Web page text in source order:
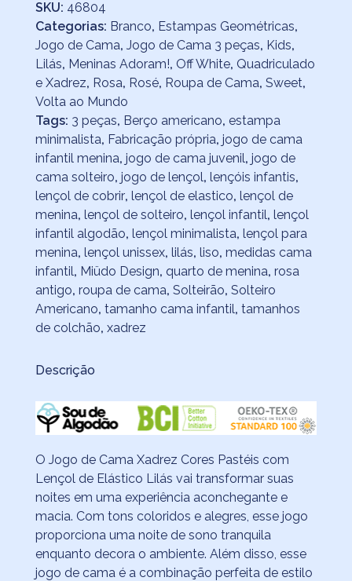
SKU: 46804
Categorias: Branco, Estampas Geométricas,
Jogo de Cama, Jogo de Cama 3 peças, Kids,
Lilás, Meninas Adoram!, Off White, Quadriculado
e Xadrez, Rosa, Rosé, Roupa de Cama, Sweet,
Volta ao Mundo
Tags: 3 peças, Berço americano, estampa
minimalista, Fabricação própria, jogo de cama
infantil menina, jogo de cama juvenil, jogo de
cama solteiro, jogo de lençol, lençóis infantis,
lençol de cobrir, lençol de elastico, lençol de
menina, lençol de solteiro, lençol infantil, lençol
infantil algodão, lençol minimalista, lençol para
menina, lençol unissex, lilás, liso, medidas cama
infantil, Miüdo Design, quarto de menina, rosa
antigo, roupa de cama, Solteirão, Solteiro
Americano, tamanho cama infantil, tamanhos
de colchão, xadrez
Descrição
O Jogo de Cama Xadrez Cores Pastéis com
Lençol de Elástico Lilás vai transformar suas
noites em uma experiência aconchegante e
macia. Com tons coloridos e alegres, esse jogo
proporciona uma noite de sono tranquila
enquanto decora o ambiente. Além disso, esse
jogo de cama é a combinação perfeita de estilo